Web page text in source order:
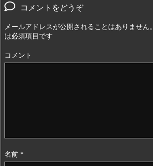
コメントをどうぞ
メールアドレスが公開されることはありません。
は必須項目です
コメント
名前 *